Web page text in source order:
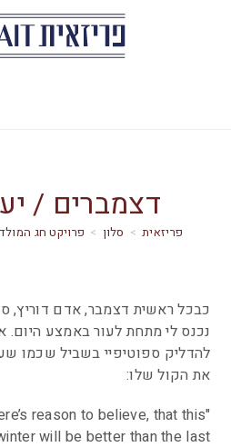
דצמברים /
> סלון > פרויקט חג המולד
כבכל ראשית דצמבר, אדם דוריץ,
נכנס לי מתחת לעור באמצע היום.
להדליק ספוטיפיי בשביל שכמו
את הקול שלו:
reason to believe, that this